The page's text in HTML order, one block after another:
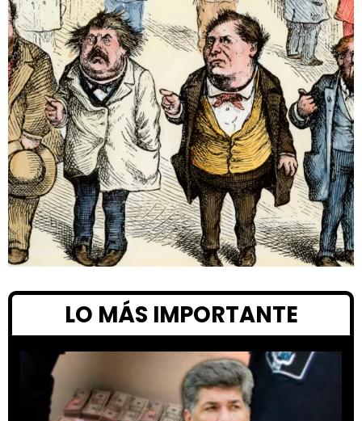
LO MÁS IMPORTANTE